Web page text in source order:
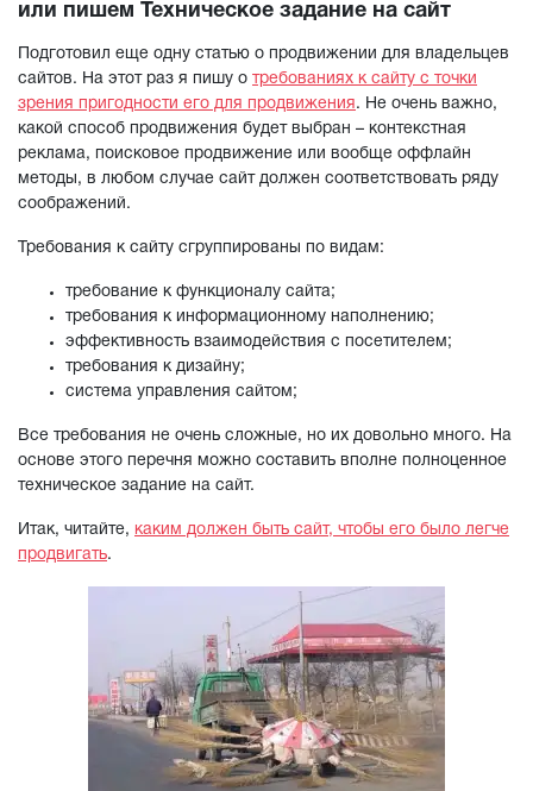
или пишем Техническое задание на сайт
Подготовил еще одну статью о продвижении для владельцев
сайтов. На этот раз я пишу о требованиях к сайту с точки
зрения пригодности его для продвижения. Не очень важно,
какой способ продвижения будет выбран – контекстная
реклама, поисковое продвижение или вообще оффлайн
методы, в любом случае сайт должен соответствовать ряду
соображений.
Требования к сайту сгруппированы по видам:
требование к функционалу сайта;
требования к информационному наполнению;
эффективность взаимодействия с посетителем;
требования к дизайну;
система управления сайтом;
Все требования не очень сложные, но их довольно много. На
основе этого перечня можно составить вполне полноценное
техническое задание на сайт.
Итак, читайте, каким должен быть сайт, чтобы его было легче
продвигать.